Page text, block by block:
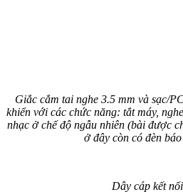
Giắc cắm tai nghe 3.5 mm và sạc/
khiển với các chức năng: tắt máy,
nhạc ở chế độ ngẫu nhiên (bài được
ở đây còn có đèn
Dây cáp kết